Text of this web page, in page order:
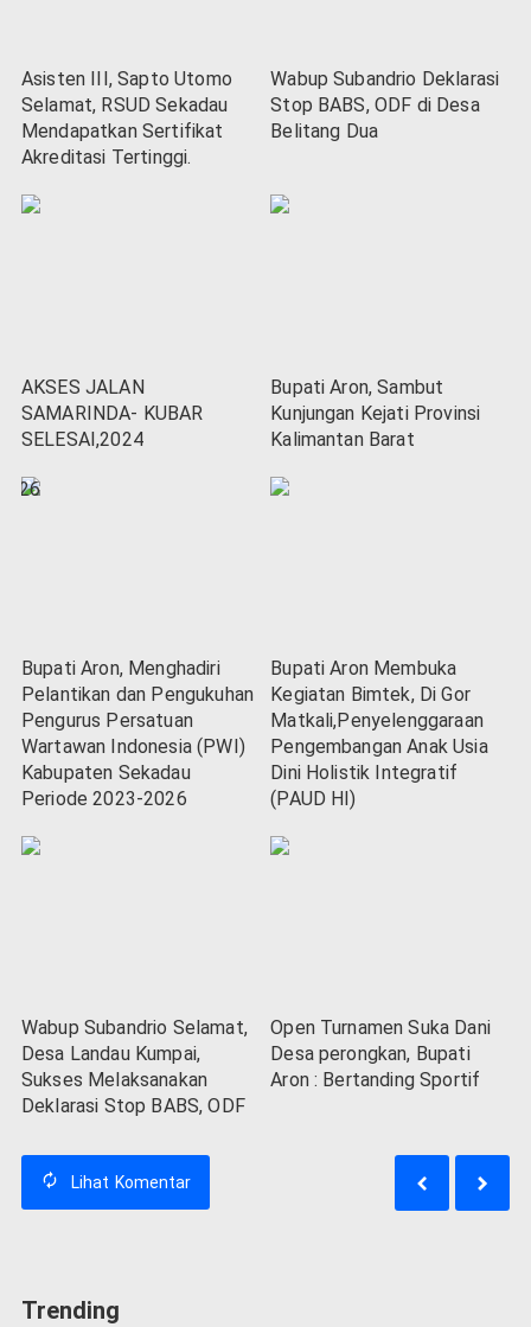
Asisten III, Sapto Utomo
Selamat, RSUD Sekadau
Mendapatkan Sertifikat
Akreditasi Tertinggi.
Wabup Subandrio Deklarasi
Stop BABS, ODF di Desa
Belitang Dua
AKSES JALAN
SAMARINDA- KUBAR
SELESAI,2024
Bupati Aron, Sambut
Kunjungan Kejati Provinsi
Kalimantan Barat
Bupati Aron, Menghadiri
Pelantikan dan Pengukuhan
Pengurus Persatuan
Wartawan Indonesia (PWI)
Kabupaten Sekadau
Periode 2023-2026
Bupati Aron Membuka
Kegiatan Bimtek, Di Gor
Matkali,Penyelenggaraan
Pengembangan Anak Usia
Dini Holistik Integratif
(PAUD HI)
Wabup Subandrio Selamat,
Desa Landau Kumpai,
Sukses Melaksanakan
Deklarasi Stop BABS, ODF
Open Turnamen Suka Dani
Desa perongkan, Bupati
Aron : Bertanding Sportif
Lihat Komentar
Trending